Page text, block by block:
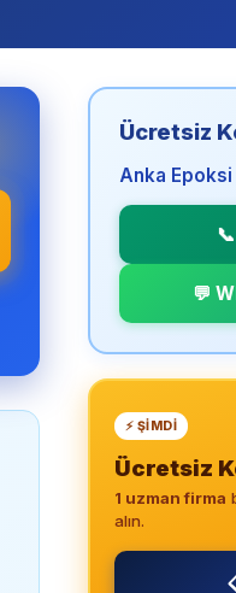
Ücretsiz
Anka
💬
⚡ ŞIMDI
Ücretsiz
1 uzman firma
alın.